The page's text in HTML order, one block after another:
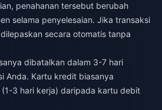
penahanan tersebut berubah
selama penyelesaian. Jika transaksi
secara otomatis tanpa
dibatalkan dalam 3-7 hari
Anda. Kartu kredit biasanya
3 hari kerja) daripada kartu debit